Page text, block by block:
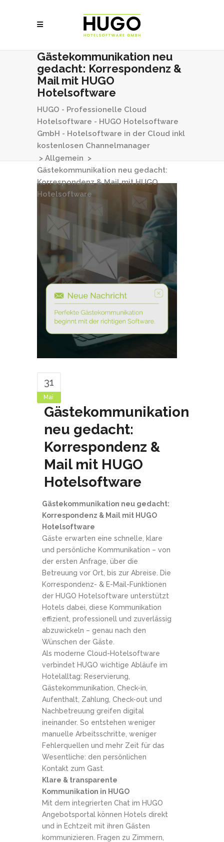
Gästekommunikation neu
gedacht: Korrespondenz &
Mail mit HUGO
Hotelsoftware
HUGO - Professionelle Cloud
Hotelsoftware - HUGO Hotelsoftware
GmbH - Hotelsoftware in der Cloud inkl
kostenlosen Channelmanager
> Allgemein >
Gästekommunikation neu gedacht:
Korrespondenz & Mail mit HUGO
Hotelsoftware
31
Mai
Gästekommunikation
neu gedacht:
Korrespondenz &
Mail mit HUGO
Hotelsoftware
Gästekommunikation neu gedacht:
Korrespondenz & Mail mit HUGO
Hotelsoftware
Gäste erwarten eine schnelle, klare
und persönliche Kommunikation – von
der ersten Anfrage, über die
Betreuung vor Ort, bis zur Abreise. Die
Korrespondenz- & E-Mail-Funktionen
der HUGO Hotelsoftware unterstützt
Hotels dabei, diese Kommunikation
effizient, professionell und zuverlässig
abzuwickeln – genau nach den
Wünschen der Gäste.
Als moderne Cloud-Hotelsoftware
verbindet HUGO wichtige Abläufe im
Hotelalltag: Reservierung,
Gästekommunikation, Check-in,
Aufenthalt, Zahlung, Check-out und
Nachbetreuung greifen digital
ineinander. So entstehen weniger
manuelle Arbeitsschritte, weniger
Fehlerquellen und mehr Zeit für das
Wesentliche: den persönlichen
Kontakt zum Gast.
Klare & transparente
Kommunikation in HUGO
Mit dem integrierten Chat im HUGO
Angebotsportal können Hotels direkt
und in Echtzeit mit ihren Gästen
kommunizieren. Fragen zu Zimmern,